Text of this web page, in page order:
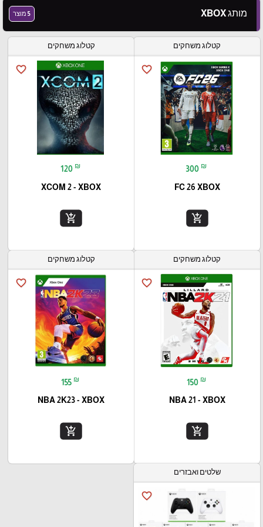
מותג XBOX 5 מוצר
קטלוג משחקים
favorite_border
300 ₪
FC 26 XBOX
add_shopping_cart
קטלוג משחקים
favorite_border
120 ₪
XCOM 2 - XBOX
add_shopping_cart
קטלוג משחקים
favorite_border
150 ₪
NBA 21 - XBOX
add_shopping_cart
קטלוג משחקים
favorite_border
155 ₪
NBA 2K23 - XBOX
add_shopping_cart
שלטים ואבזרים
favorite_border